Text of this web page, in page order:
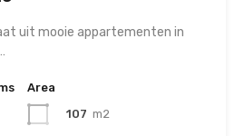
uit mooie appartementen in
Area
107 m2